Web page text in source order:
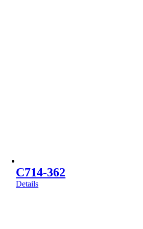
C714-362
Details